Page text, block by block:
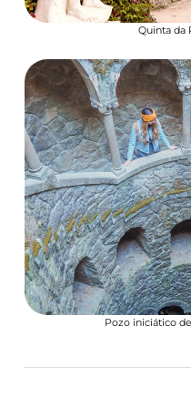
Quinta da
Pozo iniciático